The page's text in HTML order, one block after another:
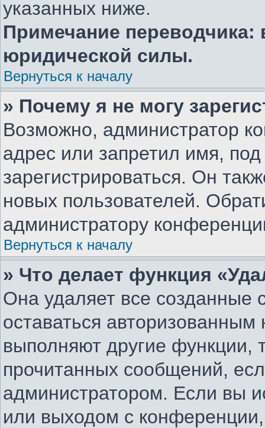
указанных ниже.
Примечание переводчика:
юридической силы.
Вернуться к началу
» Почему я не могу
Возможно, администратор
адрес или запретил имя,
зарегистрироваться. Он
новых пользователей.
администратору
Вернуться к началу
» Что делает функция
Она удаляет все созданные
оставаться
выполняют другие функции,
прочитанных сообщений,
администратором. Если вы
или выходом с